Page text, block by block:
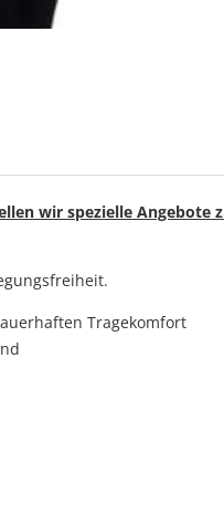
wir spezielle Angebote
Tragekomfort